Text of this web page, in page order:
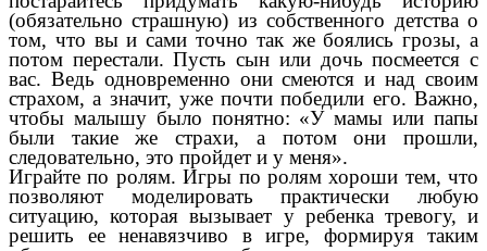
(обязательно страшную) из собственного детства о
том, что вы и сами точно так же боялись грозы, а
потом перестали. Пусть сын или дочь посмеется с
вас. Ведь одновременно они смеются и над своим
страхом, а значит, уже почти победили его. Важно,
чтобы малышу было понятно: «У мамы или папы
были такие же страхи, а потом они прошли,
следовательно, это пройдет и у меня».
Играйте по ролям. Игры по ролям хороши тем, что
позволяют моделировать практически любую
ситуацию, которая вызывает у ребенка тревогу, и
решить ее ненавязчиво в игре, формируя таким